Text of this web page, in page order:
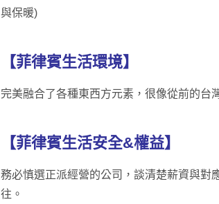
與保暖)
【菲律賓生活環境】
完美融合了各種東西方元素，很像從前的台
【菲律賓生活安全&權益】
務必慎選正派經營的公司，談清楚薪資與對
往。